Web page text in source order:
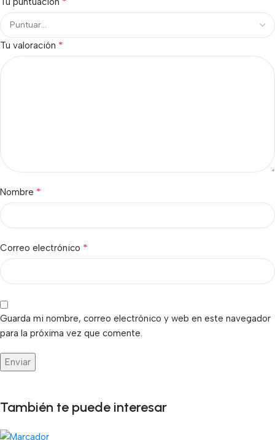
Tu valoración *
Nombre *
Correo electrónico *
Guarda mi nombre, correo electrónico y web en este navegador
para la próxima vez que comente.
También te puede interesar